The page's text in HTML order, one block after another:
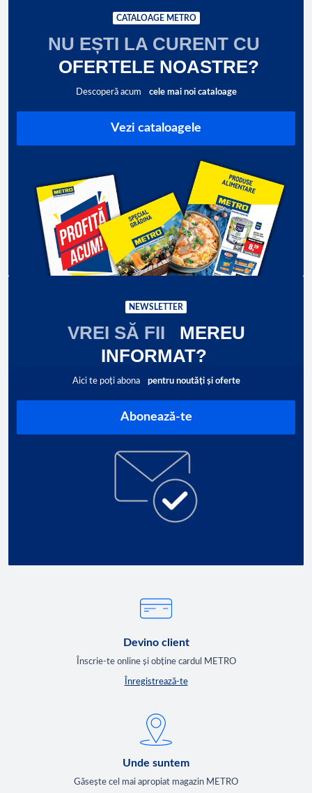
CATALOAGE METRO
NU EȘTI LA CURENT CU
OFERTELE NOASTRE?
Descoperă acum cele mai noi cataloage
Vezi cataloagele
NEWSLETTER
VREI SĂ FII
MEREU
INFORMAT?
Aici te poți abona pentru noutăți și oferte
Abonează-te
Devino client
Înscrie-te online și obține cardul METRO
Înregistrează-te
Unde suntem
Găsește cel mai apropiat magazin METRO